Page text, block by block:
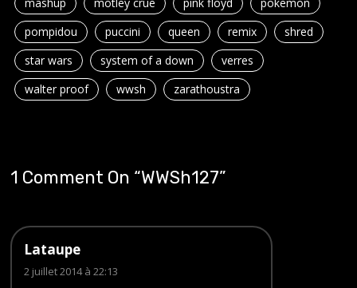
pompidou
puccini queen remix
shred
star wars
system of a down
verres
walter proof
wwsh zarathoustra
1 Comment On “WWSh127”
Lataupe
2 juillet 2014 à 22:13